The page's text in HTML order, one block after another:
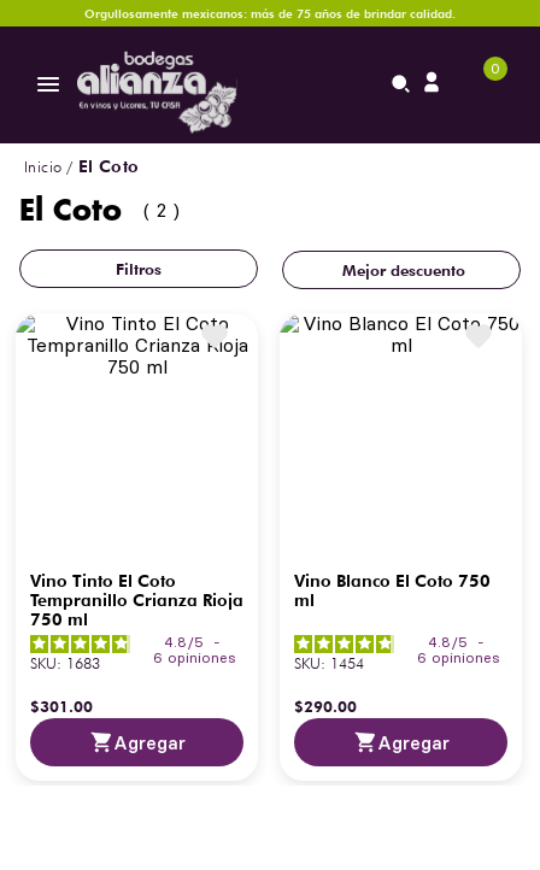
Orgullosamente mexicanos: más de 75 años de brindar calidad.
0
El Coto
El Coto 2
Mejor descuento
Vino Tinto El Coto
Tempranillo Crianza Rioja
750 ml
4.8 /5
-
6 opiniones
SKU: 1683
$301.00
Agregar
Vino Blanco El Coto 750
ml
4.8 /5
-
6 opiniones
SKU: 1454
$290.00
Agregar